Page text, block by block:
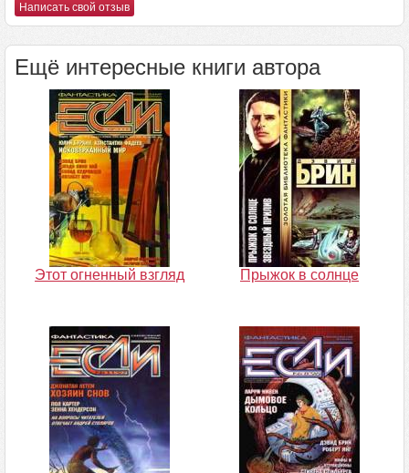
Написать свой отзыв
Ещё интересные книги автора
Этот огненный взгляд Прыжок в солнце